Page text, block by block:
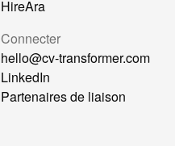
HireAra
Connecter
hello@cv-transformer.com
LinkedIn
Partenaires de liaison